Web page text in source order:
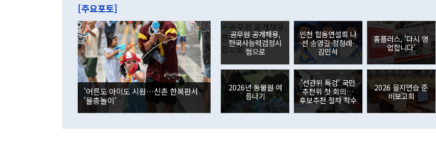
이 9월 러시아 블라디보스토크에서 열리는 '동방경제포럼(EEF)'을 언급하
며 "정부 차원에서 (참석을) 검토하고 있다"고 발언한 데 대해서도 조 장관
은 "그것은 외교부의 몫"이라며 "아직 거기까지 진도가 나가지 않았다"고
잘랐다. 정 장관이 이날 소개한 대북 구상과 설명은 정부 내 조율을 거치지
않았다는 점에서 문제가 있다. 특히 주적 표현 대체와 국호 사용, 9·19 군
사합의 복원, 4자회담 추진 등은 통일부 장관이 결정할 사안이 아니어서 월
권이라는 지적이 나오고 있다. 이 대통령은 정 장관의 업무보고를 듣고 난
뒤 "여기 업무보고에 발표했다고 승인난 건 아니다"라고 재차 확인했다. 정
부의 한 소식통은 "정 장관의 발언 내용은 대부분 국가안전보장회의(NSC)
를 거쳐 결정된 사안이 아닌 정 장관의 개인적 생각에 가깝다"며 "안보 관
련 부처 장관이 정부의 공식 정책이 아닌 사안을 추진하겠다고 업무보고를
하고 대통령의 면전에서 '국군통수권자가 나서야 한다'고 주장한 것은 심각
였던 올해 3월(369억9000만달러)을 넘어선 것이다. 직접투자에서는 내국
인의 해외투자가 80억1000만달러, 외국인의 국내투자가 46억3000만달러
각각 증가했다. 증권투자에서는 외국인의 국내 주식 매도세가 이어졌다. 외
국인의 국내 주식 투자는 차익실현 매도 등의 영향으로 316억1000만달러
감소하며 전월(-310억5000만달러)에 이어 역대 최대 순매도 기록을 다시
경신했다. 외국인의 국내 채권투자는 세계국채지수(WGBI) 자금 유입에도
분기 말 만기도래 영향으로 증가 폭이 줄어든 52억9000만달러를 기록했
다. 내국인의 해외 증권투자는 주식을 중심으로 35억6000만달러 증가했
다. eoyn2@newspim.com
[주요포토]
'어른도 아이도 시원…신촌 한복판서
'물총놀이'
공무원 공개채용,
한국사능력검정시
험으로
인천 합동연설회 나
선 송영길·정청래·
김민석
홈플러스, '다시 영
업합니다'
2026년 동물원 여
름나기
'선관위 특검' 국민
추천위 첫 회의…
후보추천 절차 착수
2026 을지연습 준
비보고회